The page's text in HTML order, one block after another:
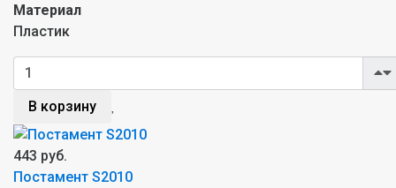
Материал
Пластик
В корзину
443 руб.
Постамент S2010